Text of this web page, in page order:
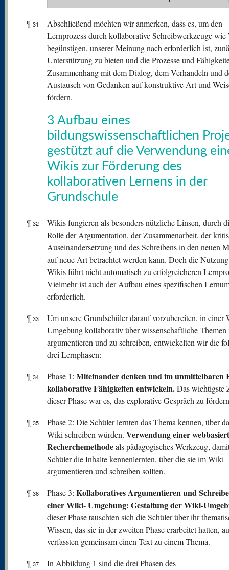
¶ 31
Abschließend möchten wir anmerken, dass es, um den
Lernprozess durch kollaborative Schreibwerkzeuge
begünstigen, unserer Meinung nach erforderlich ist,
Unterstützung zu bieten und die Prozesse und
Zusammenhang mit dem Dialog, dem Verhandeln und
Austausch von Gedanken auf konstruktive Art und
fördern.
3 Aufbau eines
bildungswissenschaftlichen
gestützt auf die Verwendung
Wikis zur Förderung des
kollaborativen Lernens in der
Grundschule
¶ 32
Wikis fungieren als besonders nützliche Linsen, durch
Rolle der Argumentation, der Zusammenarbeit, der
Auseinandersetzung und des Schreibens in den neuen
auf neue Art betrachtet werden kann. Doch die
Wikis führt nicht automatisch zu erfolgreicheren
Vielmehr ist auch der Aufbau eines spezifischen
erforderlich.
¶ 33
Um unsere Grundschüler darauf vorzubereiten, in einer
Umgebung kollaborativ über wissenschaftliche Themen
argumentieren und zu schreiben, entwickelten wir die
drei Lernphasen:
¶ 34 Phase 1: Miteinander denken und im unmittelbaren
kollaborative Fähigkeiten entwickeln.Das wichtigste
dieser Phase war es, das explorative Gespräch zu
¶ 35
Phase 2: Die Schüler lernten das Thema kennen, über
Wiki schreiben würden. Verwendung einer
Recherchemethodeals pädagogisches Werkzeug,
Schüler die Inhalte kennenlernten, über die sie im Wiki
argumentieren und schreiben sollten.
¶ 36 Phase 3: Kollaboratives Argumentieren und
einer Wiki- Umgebung: Gestaltung der Wiki-
dieser Phase tauschten sich die Schüler über ihr
Wissen, das sie in der zweiten Phase erarbeitet hatten,
verfassten gemeinsam einen Text zu einem Thema.
¶ 37 In Abbildung 1 sind die drei Phasen des